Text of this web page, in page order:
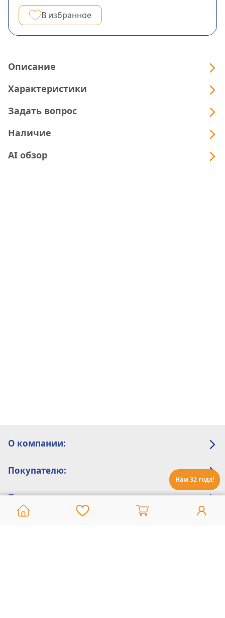
Нам 32 года!
В избранное
Описание
Характеристики
Задать вопрос
Наличие
AI обзор
О компании:
Покупателю:
Помощь: